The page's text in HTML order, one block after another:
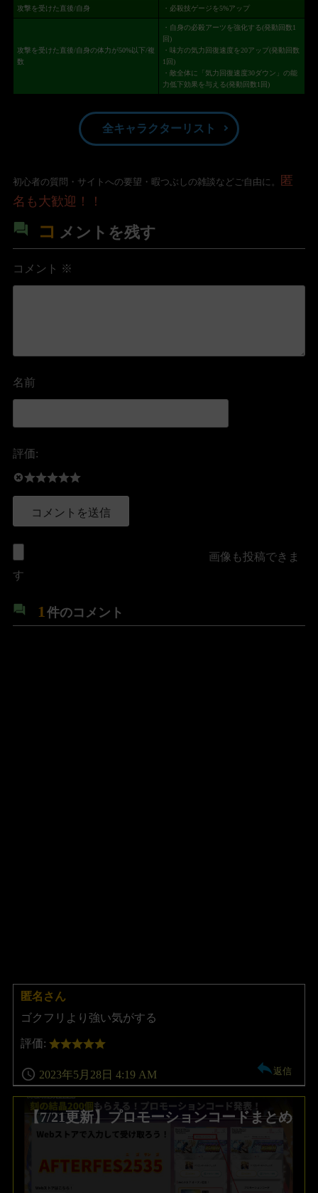
攻撃を受けた直後/自身 ・必殺技ゲージを5%アップ
攻撃を受けた直後/自身の体力が50%以下/複
数
・自身の必殺アーツを強化する(発動回数1
回)
・味方の気力回復速度を20アップ(発動回数
1回)
・敵全体に「気力回復速度30ダウン」の能
力低下効果を与える(発動回数1回)
全キャラクターリスト
初心者の質問・サイトへの要望・暇つぶしの雑談などご自由に。
匿
名も大歓迎！！
コ メントを残す
コメント ※
名前
評価:
画像も投稿できま
す
1件のコメント
匿名さん
よ
り:
2023年5月28日 4:19 AM
ゴクフリより強い気がする
評価:
返信
【7/21更新】プロモーションコードまとめ